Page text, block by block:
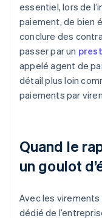
essentiel, lors de
paiement, de bien
conclure des
passer par un
appelé agent de
détail plus loin
paiements par
Quand le
un goulot
Avec les
dédié de